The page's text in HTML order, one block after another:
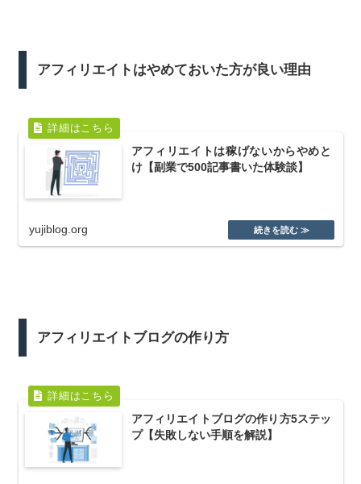
アフィリエイトはやめておいた方が良い理由
アフィリエイトは稼げないからやめと
け【副業で500記事書いた体験談】
yujiblog.org
アフィリエイトブログの作り方
アフィリエイトブログの作り方5ステッ
プ【失敗しない手順を解説】